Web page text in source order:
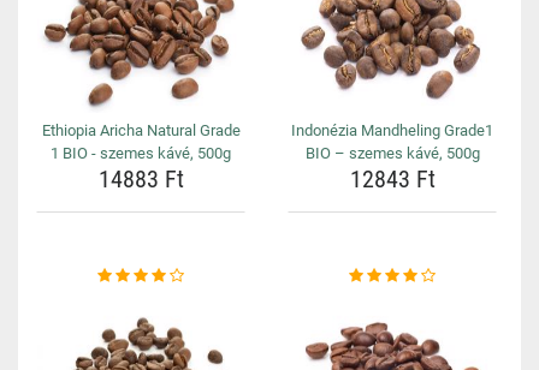
Ethiopia Aricha Natural Grade
1 BIO - szemes kávé, 500g
14883 Ft
Indonézia Mandheling Grade1
BIO – szemes kávé, 500g
12843 Ft